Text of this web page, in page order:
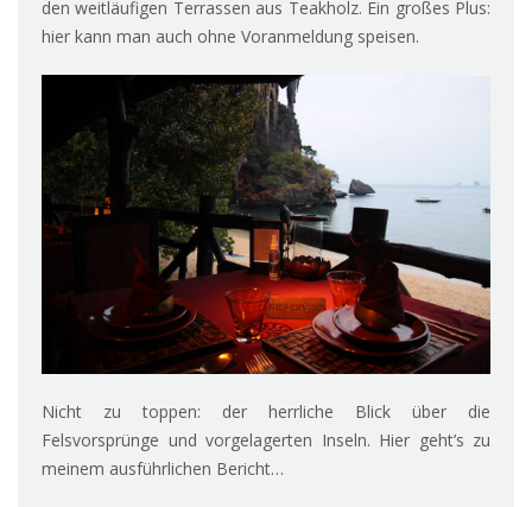
den weitläufigen Terrassen aus Teakholz. Ein großes Plus:
hier kann man auch ohne Voranmeldung speisen.
Nicht zu toppen: der herrliche Blick über die
Felsvorsprünge und vorgelagerten Inseln. Hier geht’s zu
meinem ausführlichen Bericht…